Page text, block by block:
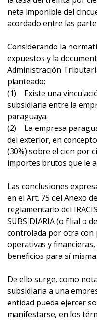
neta imponible del
acordado entre las
Considerando la
expuestos y la
Administración
planteado:
(1) Existe una
subsidiaria entre la
paraguaya.
(2) La empresa
del exterior, en
(30%) sobre el cien por
importes brutos que le
Las conclusiones
en el Art. 75 del Anexo
reglamentario del
SUBSIDIARIA (o filial o
controlada por otra con
operativas y
beneficios para sí misma.
De ello surge, como
subsidiaria a una
entidad pueda ejercer
manifestarse, en los